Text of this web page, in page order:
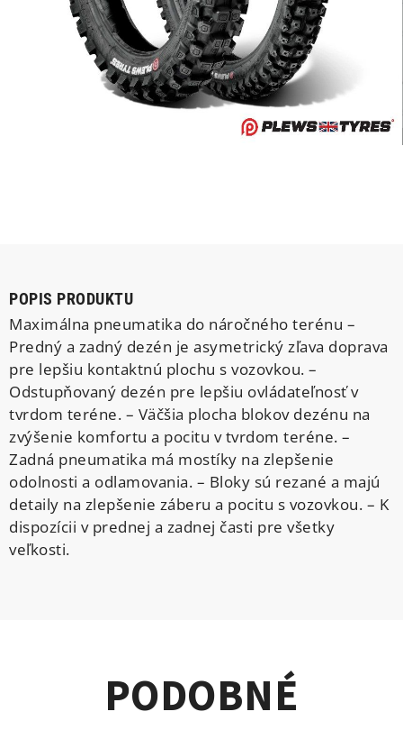
POPIS PRODUKTU
Maximálna pneumatika do náročného terénu –
Predný a zadný dezén je asymetrický zľava doprava
pre lepšiu kontaktnú plochu s vozovkou. –
Odstupňovaný dezén pre lepšiu ovládateľnosť v
tvrdom teréne. – Väčšia plocha blokov dezénu na
zvýšenie komfortu a pocitu v tvrdom teréne. –
Zadná pneumatika má mostíky na zlepšenie
odolnosti a odlamovania. – Bloky sú rezané a majú
detaily na zlepšenie záberu a pocitu s vozovkou. – K
dispozícii v prednej a zadnej časti pre všetky
veľkosti.
PODOBNÉ